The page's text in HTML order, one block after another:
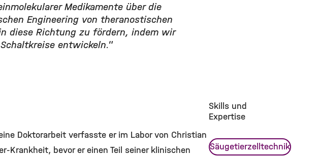
Medikamente über die
Engineering von theranostischen
diese Richtung zu fördern, indem wir
entwickeln."
Doktorarbeit verfasste er im Labor von Christian
Krankheit, bevor er einen Teil seiner klinischen
Skills und
Expertise
Säugetierzelltechnik